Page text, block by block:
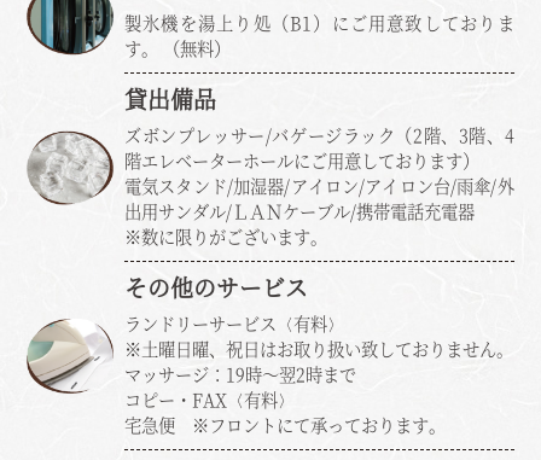
製氷機を湯上り処（B1）にご用意致しておりま
す。 （無料）
貸出備品
ズボンプレッサー/バゲージラック（2階、3階、4
階エレベーターホールにご用意しております）
電気スタンド/加湿器/アイロン/アイロン台/雨傘/外
出用サンダル/ＬＡＮケーブル/携帯電話充電器
※数に限りがございます。
その他のサービス
ランドリーサービス〈有料〉
※土曜日曜、祝日はお取り扱い致しておりません。
マッサージ：19時～翌2時まで
コピー・FAX〈有料〉
宅急便 ※フロントにて承っております。